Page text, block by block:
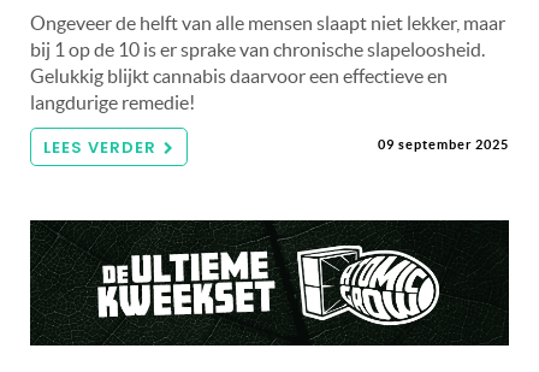
Ongeveer de helft van alle mensen slaapt niet lekker, maar
bij 1 op de 10 is er sprake van chronische slapeloosheid.
Gelukkig blijkt cannabis daarvoor een effectieve en
langdurige remedie!
LEES VERDER 09 september 2025